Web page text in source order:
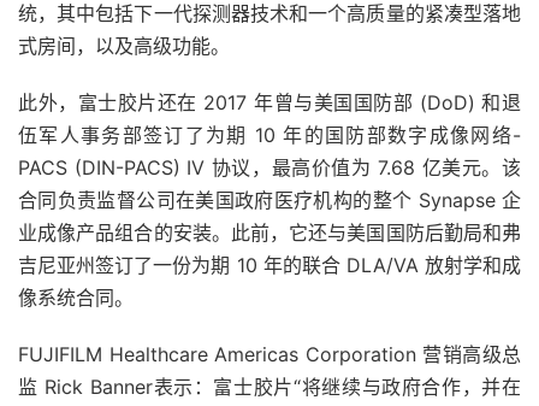
统，其中包括下一代探测器技术和一个高质量的紧凑型落地
式房间，以及高级功能。
此外，富士胶片还在 2017 年曾与美国国防部 (DoD) 和退
伍军人事务部签订了为期 10 年的国防部数字成像网络-
PACS (DIN-PACS) IV 协议，最高价值为 7.68 亿美元。该
合同负责监督公司在美国政府医疗机构的整个 Synapse 企
业成像产品组合的安装。此前，它还与美国国防后勤局和弗
吉尼亚州签订了一份为期 10 年的联合 DLA/VA 放射学和成
像系统合同。
FUJIFILM Healthcare Americas Corporation 营销高级总
监 Rick Banner表示：富士胶片“将继续与政府合作，并在